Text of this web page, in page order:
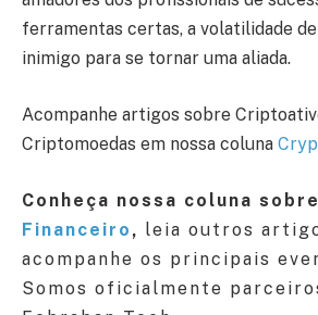
ferramentas certas, a volatilidade
inimigo para se tornar uma aliada.
Acompanhe artigos sobre
Criptomoedas em nossa coluna
Conheça nossa coluna
Financeiro , leia outros
acompanhe os principais
Somos oficialmente